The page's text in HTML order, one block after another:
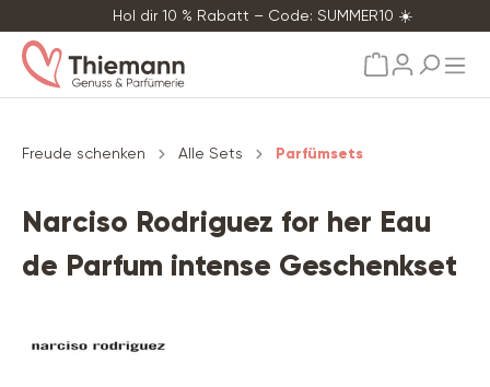
Hol dir 10 % Rabatt – Code: SUMMER10 ☀️
Freude schenken Alle Sets Parfümsets
Narciso Rodriguez for her Eau
de Parfum intense Geschenkset